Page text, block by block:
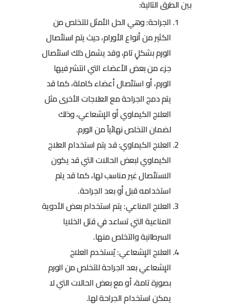
بين الطرق التالية:
الجراحة: وهي الحل الأمثل للتخلص من
الكثير من أنواع الأورام، حيث يتم استئصال
الورم بشكلٍ تام، وقد يشمل ذلك استئصال
جزء من بعض الأعضاء التي انتشر فيها
الورم، أو استئصال أعضاء كاملة، كما قد
يتم دمج الجراحة مع العلاجات الأخرى مثل
العلاج الكيماوي أو الإشعاعي، وذلك
لضمان التخلص نهائياً من الورم.
العلاج الكيماوي: قد يتم استخدام العلاج
الكيماوي لبعض الحالات التي قد يكون
الاستئصال غير مناسب لها، كما قد يتم
استخدامه قبل أو بعد الجراحة.
العلاج المناعي: يتم استخدام بعض الأدوية
المناعية التي تساعد في قتل الخلايا
السرطانية والتخلص منها.
العلاج الإشعاعي: يُستخدم العلاج
الإشعاعي بعد الجراحة للتخلص من الورم
بصورة تامة، أو مع بعض الحالات التي لا
يمكن استخدام الجراحة لها.